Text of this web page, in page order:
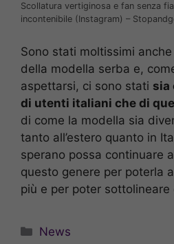
Scollatura vertiginosa e fan senza
incontenibile (Instagram) –
Sono stati moltissimi
della modella serba e,
aspettarsi, ci sono stati sia
di utenti italiani che di
di come la modella sia
tanto all’estero quanto in
sperano possa continuare
questo genere per poterla
più e per poter sottolineare
Categorie
News